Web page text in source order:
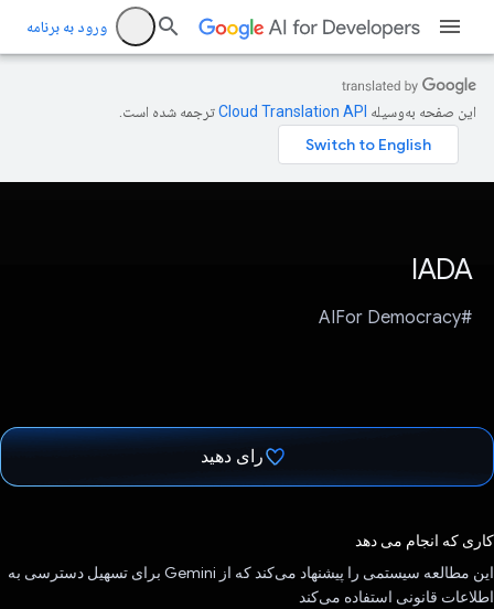
ورود به برنامه
این صفحه به‌وسیله ترجمه شده است.
IADA
#AIFor Democracy
رای دهید
کاری که انجام می دهد
این مطالعه سیستمی را پیشنهاد می‌کند که از Gemini برای تسهیل دسترسی به
اطلاعات قانونی استفاده می‌کند